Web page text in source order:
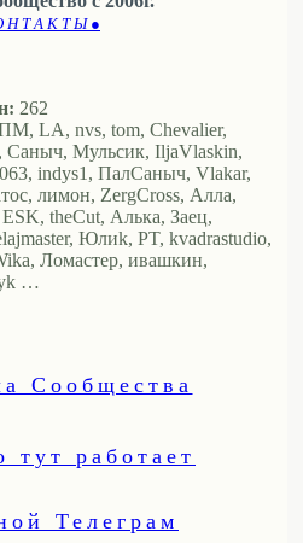
Н Т А К Т Ы ●
262
LA, nvs, tom, Chevalier,
Саныч, Мульсик, IljaVlaskin,
indys1, ПалСаныч, Vlakar,
лимон, ZergCross, Алла,
theCut, Алька, Заец,
Юлиk, PT, kvadrastudio,
Ломастер, ивашкин,
…
Сообщества
работает
Телеграм